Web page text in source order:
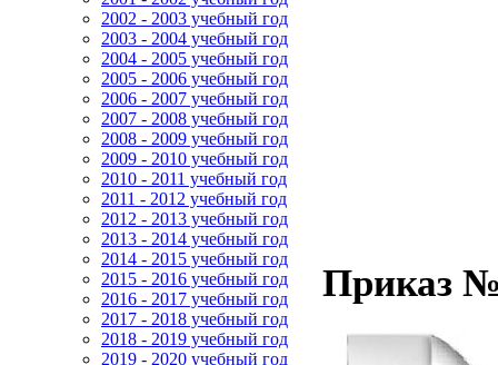
2002 - 2003 учебный год
2003 - 2004 учебный год
2004 - 2005 учебный год
2005 - 2006 учебный год
2006 - 2007 учебный год
2007 - 2008 учебный год
2008 - 2009 учебный год
2009 - 2010 учебный год
2010 - 2011 учебный год
2011 - 2012 учебный год
2012 - 2013 учебный год
2013 - 2014 учебный год
2014 - 2015 учебный год
2015 - 2016 учебный год
2016 - 2017 учебный год
2017 - 2018 учебный год
2018 - 2019 учебный год
2019 - 2020 учебный год
Приказ №